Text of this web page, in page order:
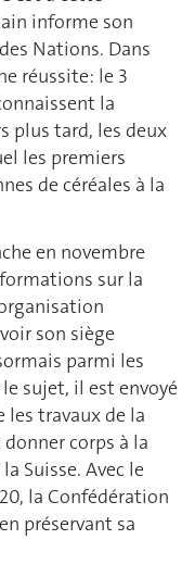
informe son
Nations. Dans
réussite: le 3
la
plus tard, les deux
les premiers
de céréales à la
en novembre
sur la
son siège
parmi les
sujet, il est envoyé
les travaux de la
corps à la
Suisse. Avec le
la Confédération
préservant sa